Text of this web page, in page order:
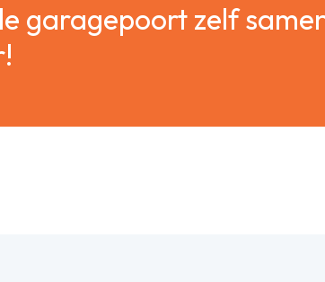
garagepoort zelf